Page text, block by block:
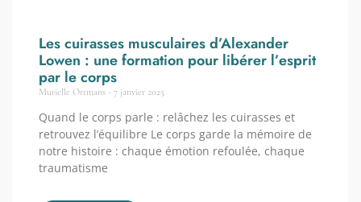
Les cuirasses musculaires d’Alexander
Lowen : une formation pour libérer l’esprit
par le corps
Murielle Ortmans 7 janvier 2025
Quand le corps parle : relâchez les cuirasses et
retrouvez l’équilibre Le corps garde la mémoire de
notre histoire : chaque émotion refoulée, chaque
traumatisme